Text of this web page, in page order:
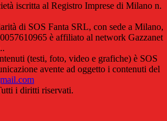
iscritta al Registro Imprese di Milano n.
di SOS Fanta SRL, con sede a Milano,
è affiliato al network Gazzanet
(testi, foto, video e grafiche) è SOS
avente ad oggetto i contenuti del
i diritti riservati.